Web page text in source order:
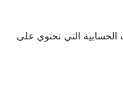
الحسابية التي تحتوي على